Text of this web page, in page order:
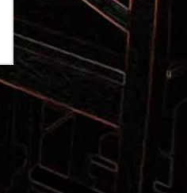
câpres et